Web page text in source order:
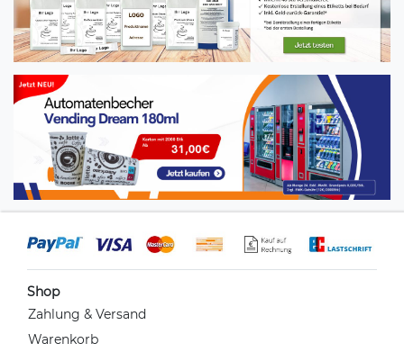
Shop
Zahlung & Versand
Warenkorb